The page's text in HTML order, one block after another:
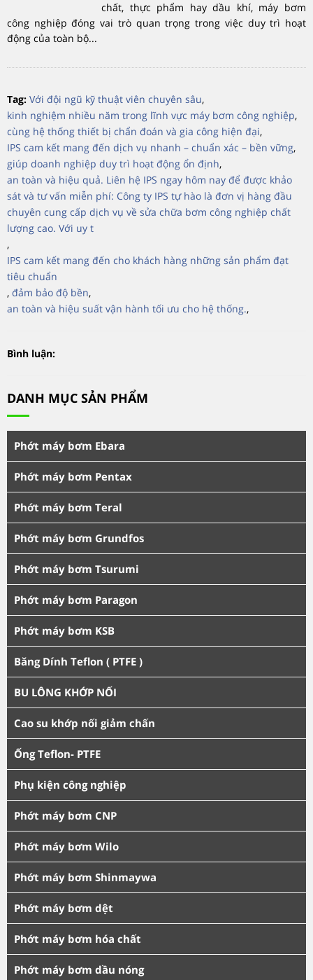
chất, thực phẩm hay dầu khí, máy bơm
công nghiệp đóng vai trò quan trọng trong việc duy trì hoạt
động của toàn bộ...
Tag: Với đội ngũ kỹ thuật viên chuyên sâu,
kinh nghiệm nhiều năm trong lĩnh vực máy bơm công nghiệp,
cùng hệ thống thiết bị chẩn đoán và gia công hiện đại,
IPS cam kết mang đến dịch vụ nhanh – chuẩn xác – bền vững,
giúp doanh nghiệp duy trì hoạt động ổn định,
an toàn và hiệu quả. Liên hệ IPS ngay hôm nay để được khảo
sát và tư vấn miễn phí: Công ty IPS tự hào là đơn vị hàng đầu
chuyên cung cấp dịch vụ về sửa chữa bơm công nghiệp chất
lượng cao. Với uy t
,
IPS cam kết mang đến cho khách hàng những sản phẩm đạt
tiêu chuẩn
, đảm bảo độ bền,
an toàn và hiệu suất vận hành tối ưu cho hệ thống.,
Bình luận:
DANH MỤC SẢN PHẨM
Phớt máy bơm Ebara
Phớt máy bơm Pentax
Phớt máy bơm Teral
Phớt máy bơm Grundfos
Phớt máy bơm Tsurumi
Phớt máy bơm Paragon
Phớt máy bơm KSB
Băng Dính Teflon ( PTFE )
BU LÔNG KHỚP NỐI
Cao su khớp nối giảm chấn
Ống Teflon- PTFE
Phụ kiện công nghiệp
Phớt máy bơm CNP
Phớt máy bơm Wilo
Phớt máy bơm Shinmaywa
Phớt máy bơm dệt
Phớt máy bơm hóa chất
Phớt máy bơm dầu nóng